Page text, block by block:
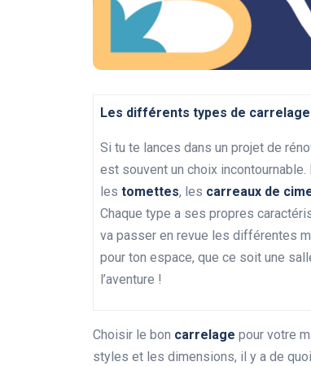
Les différents types de
Si tu te lances dans un projet de
est souvent un choix
les tomettes, les carreaux de
Chaque type a ses propres
va passer en revue les différentes
pour ton espace, que ce soit une
l’aventure !
Choisir le bon carrelage pour votre
styles et les dimensions, il y a de